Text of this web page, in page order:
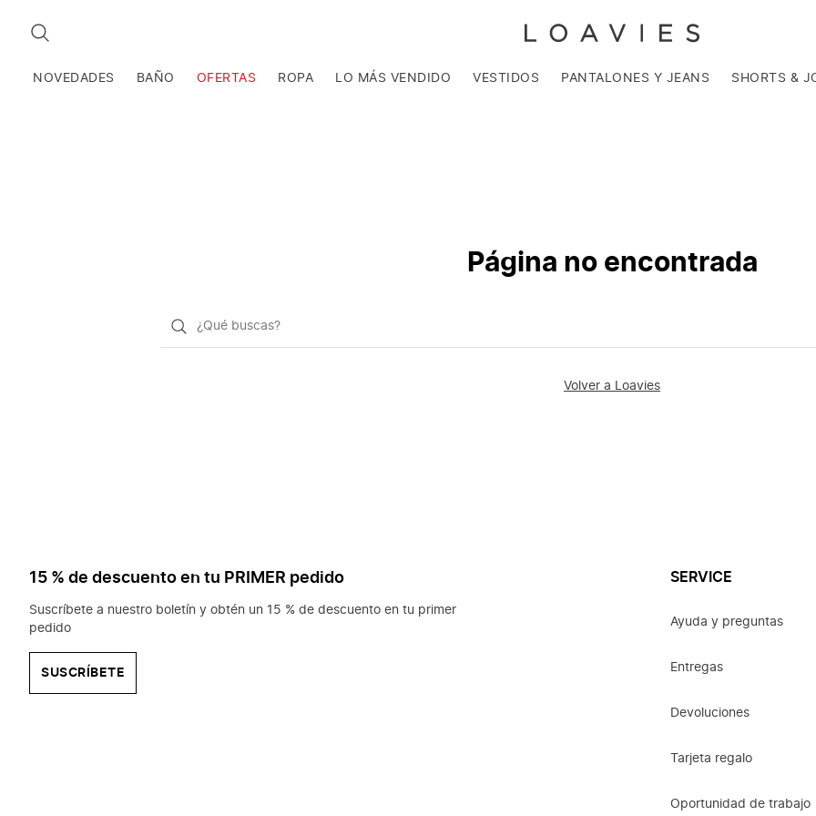
BUSCAR
NOVEDADES BAÑO OFERTAS ROPA LO MÁS VENDIDO VESTIDOS PANTALONES Y JEANS SHORTS &
Página no encontrada
¿Qué
Volver a Loavies
15 % de descuento en tu PRIMER pedido
Suscríbete a nuestro boletín y obtén un 15 % de descuento en tu primer
pedido
SUSCRÍBETE
SERVICE
Ayuda y preguntas
Entregas
Devoluciones
Tarjeta regalo
Oportunidad de trabajo